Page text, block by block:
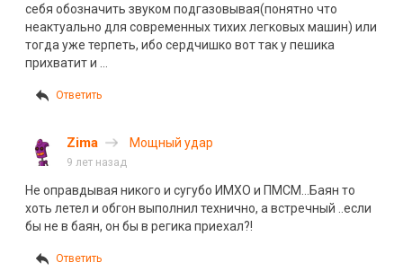
себя обозначить звуком подгазовывая(понятно что
неактуально для современных тихих легковых машин) или
тогда уже терпеть, ибо сердчишко вот так у пешика
прихватит и …
Ответить
Zima Мощный удар
9 лет назад
Не оправдывая никого и сугубо ИМХО и ПМСМ…Баян то
хоть летел и обгон выполнил технично, а встречный ..если
бы не в баян, он бы в регика приехал?!
Ответить